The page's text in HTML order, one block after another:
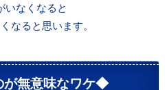
いなくなると
なると思います。
無意味なワケ◆